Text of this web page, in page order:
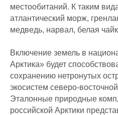
местообитаний. К таким
атлантический морж,
медведь, нарвал, белая
Включение земель в
Арктика» будет
сохранению нетронутых
экосистем северо-
Эталонные природные
российской Арктики